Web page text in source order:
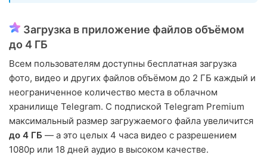
Загрузка в приложение файлов объёмом
до 4 ГБ
Всем пользователям доступны бесплатная загрузка
фото, видео и других файлов объёмом до 2 ГБ каждый и
неограниченное количество места в облачном
хранилище Telegram. С подпиской Telegram Premium
максимальный размер загружаемого файла увеличится
до 4 ГБ — а это целых 4 часа видео с разрешением
1080p или 18 дней аудио в высоком качестве.